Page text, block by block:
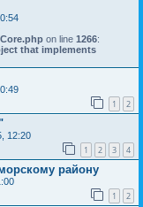
on line 1266:
that implements
1 2
12:20
1 2 3 4
району
1 2